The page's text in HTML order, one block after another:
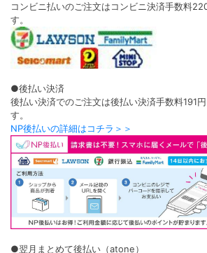
コンビニ払いのご注文はコンビニ決済手数料
す。
●後払い決済
後払い決済でのご注文は後払い決済手数料191
す。
NP後払いの詳細はコチラ＞＞
●翌月まとめて後払い（atone）